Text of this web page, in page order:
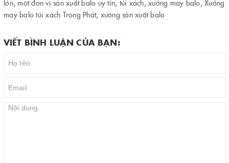
lớn,một đơn vị sản xuất balo uy tín, túi xách, xưởng may balo, Xưởng
may balo túi xách Trọng Phát, xưởng sản xuất balo
VIẾT BÌNH LUẬN CỦA BẠN: